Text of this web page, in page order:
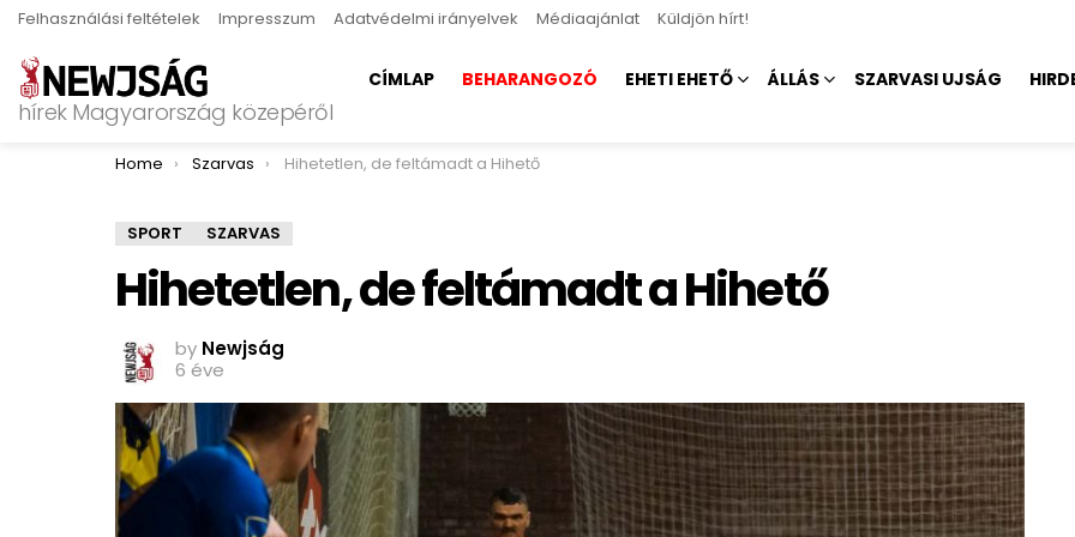
Felhasználási feltételek Impresszum Adatvédelmi irányelvek Médiaajánlat Küldjön hírt!
hírek Magyarország közepéről
CÍMLAP BEHARANGOZÓ EHETI EHETŐ ÁLLÁS SZARVASI UJSÁG
You are here:
Home Szarvas Hihetetlen, de feltámadt a Hihető
SPORT SZARVAS
Hihetetlen, de feltámadt a Hihető
by Newjság
6 éve